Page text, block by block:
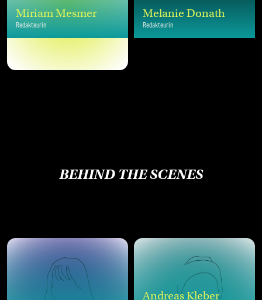
Miriam Mesmer
Redakteurin
Melanie Donath
Redakteurin
BEHIND THE SCENES
Andreas Kleber